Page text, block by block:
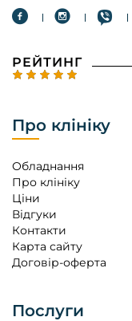
РЕЙТИНГ
Про клініку
Обладнання
Про клініку
Ціни
Відгуки
Контакти
Карта сайту
Договір-оферта
Послуги